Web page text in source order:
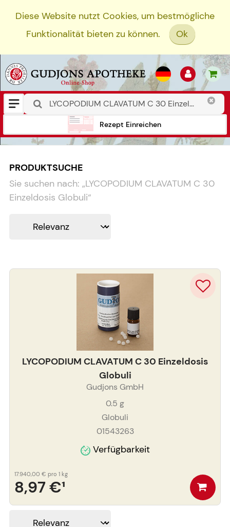
Diese Website nutzt Cookies, um bestmögliche
Funktionalität bieten zu können.
Ok
Rezept Einreichen
PRODUKTSUCHE
Sie suchen nach: „LYCOPODIUM CLAVATUM C 30
Einzeldosis Globuli“
LYCOPODIUM CLAVATUM C 30 Einzeldosis
Globuli
Gudjons GmbH
0.5 g
Globuli
01543263
Verfügbarkeit
8,97 €¹
17.940,00 € pro 1 kg